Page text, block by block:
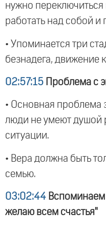
нужно
работать над собой и
• Упоминается три
безнадега, движение
02:57:15 Проблема с
• Основная проблема
люди не умеют душой
ситуации.
• Вера должна быть
семью.
03:02:44 Вспоминаем
желаю всем счастья"